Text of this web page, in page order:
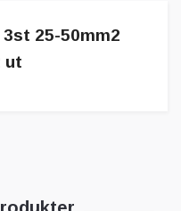
25-50mm2
ut